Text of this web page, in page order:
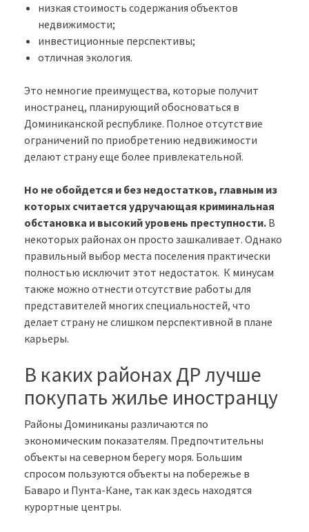
низкая стоимость содержания объектов
недвижимости;
инвестиционные перспективы;
отличная экология.
Это немногие преимущества, которые получит
иностранец, планирующий обосноваться в
Доминиканской республике. Полное отсутствие
ограничений по приобретению недвижимости
делают страну еще более привлекательной.
Но не обойдется и без недостатков, главным из
которых считается удручающая криминальная
обстановка и высокий уровень преступности. В
некоторых районах он просто зашкаливает. Однако
правильный выбор места поселения практически
полностью исключит этот недостаток. К минусам
также можно отнести отсутствие работы для
представителей многих специальностей, что
делает страну не слишком перспективной в плане
карьеры.
В каких районах ДР лучше
покупать жилье иностранцу
Районы Доминиканы различаются по
экономическим показателям. Предпочтительны
объекты на северном берегу моря. Большим
спросом пользуются объекты на побережье в
Баваро и Пунта-Кане, так как здесь находятся
курортные центры.